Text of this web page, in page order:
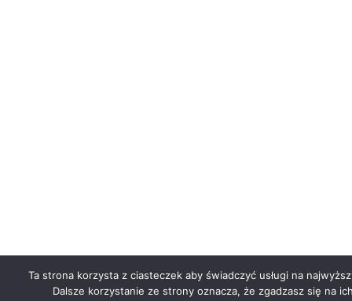
Ta strona korzysta z ciasteczek aby świadczyć usługi na
Dalsze korzystanie ze strony oznacza, że zgadzasz się na